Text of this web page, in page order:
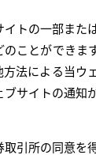
トの一部また
ことができま
法による当ウ
サイトの通知
引所の同意を